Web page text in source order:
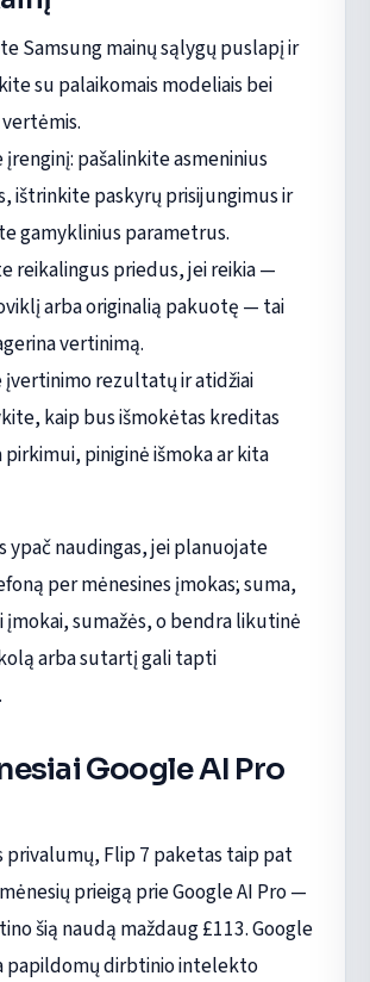
Samsung mainų sąlygų puslapį ir
su palaikomais modeliais bei
pašalinkite asmeninius
ištrinkite paskyrų prisijungimus ir
gamyklinius parametrus.
reikalingus priedus, jei reikia —
arba originalią pakuotę — tai
vertinimą.
įvertinimo rezultatų ir atidžiai
kaip bus išmokėtas kreditas
piniginė išmoka ar kita
ypač naudingas, jei planuojate
per mėnesines įmokas; suma,
sumažės, o bendra likutinė
arba sutartį gali tapti
Google AI Pro
privalumų, Flip 7 paketas taip pat
prieigą prie Google AI Pro —
šią naudą maždaug £113. Google
papildomų dirbtinio intelekto